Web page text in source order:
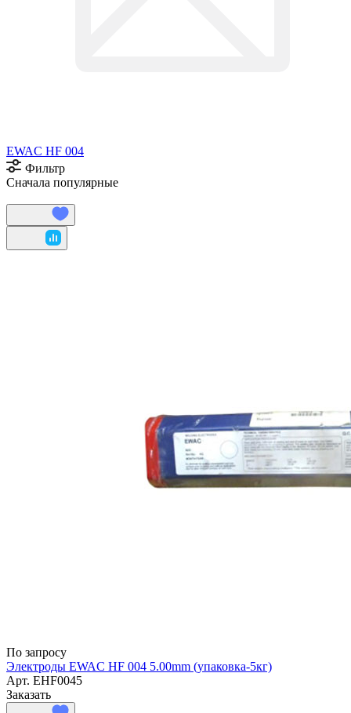
EWAC HF 004
Фильтр
Сначала популярные
По запросу
Электроды EWAC HF 004 5.00mm (упаковка-5кг)
Арт. EHF0045
Заказать